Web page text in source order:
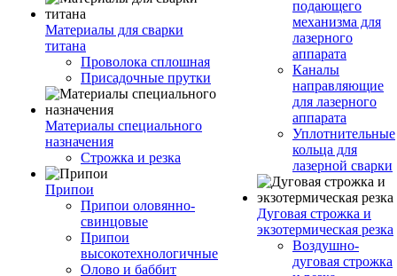
Материалы для сварки
титана
Проволока сплошная
Присадочные прутки
Материалы специального
назначения
Строжка и резка
Припои
Припои оловянно-
свинцовые
Припои
высокотехнологичные
Олово и баббит
подающего
механизма для
лазерного
аппарата
Каналы
направляющие
для лазерного
аппарата
Уплотнительные
кольца для
лазерной сварки
Дуговая строжка и
экзотермическая резка
Воздушно-
дуговая строжка